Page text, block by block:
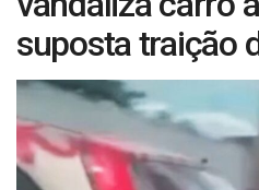
suposta traição